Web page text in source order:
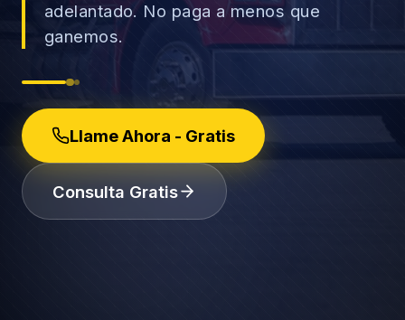
→
Accidentes de Auto
Accidentes de Camión
Accidentes de Motocicleta
Accidentes de Peatones
→
Derechos del Empleado
Discriminación Laboral
Salarios y Horas
(888) 585-2529
adelantado. No paga a menos que
ganemos.
Llame Ahora - Gratis
Consulta Gratis